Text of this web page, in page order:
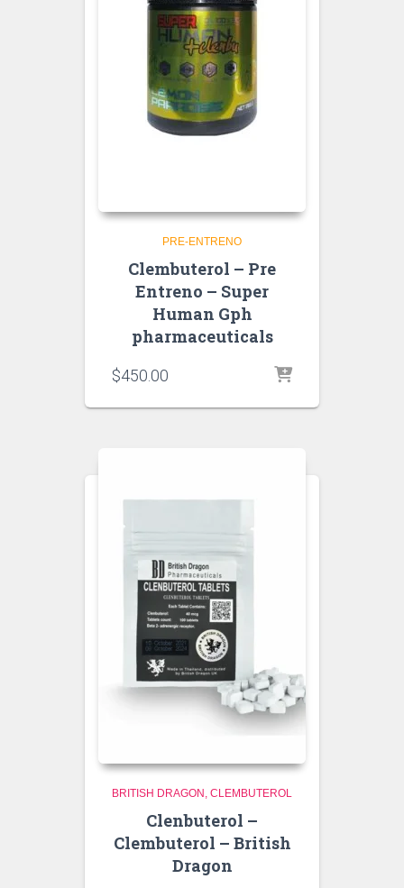
PRE-ENTRENO
Clembuterol – Pre
Entreno – Super
Human Gph
pharmaceuticals
$450.00
BRITISH DRAGON CLEMBUTEROL
Clenbuterol –
Clembuterol – British
Dragon